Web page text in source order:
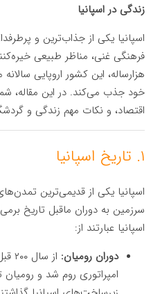
زندگی در اسپانیا
اسپانیا یکی از جذاب‌ترین و
فرهنگی غنی، مناظر طبیعی
هزارساله، این کشور اروپایی
خود جذب می‌کند. در این مقاله، شما
اقتصاد، و نکات مهم زندگی و
۱. تاریخ اسپانیا
اسپانیا یکی از قدیمی‌ترین
سرزمین به دوران ماقبل تاریخ
اسپانیا عبارتند از:
دوران رومیان:
از
امپراتوری روم شد و رومیان